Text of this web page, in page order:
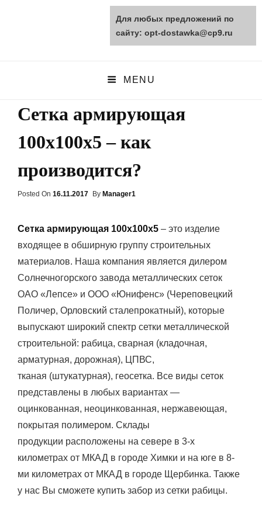
opt-dostawka.ru
MENU
Сетка армирующая
100х100х5 – как
производится?
Posted On Posted
16.11.2017 By Manager1
Сетка армирующая 100х100х5 – это изделие
входящее в обширную группу строительных
материалов. Наша компания является дилером
Солнечногорского завода металлических сеток
ОАО «Лепсе» и ООО «Юнифенс» (Череповецкий
Поличер, Орловский сталепрокатный), которые
выпускают широкий спектр сетки металлической
строительной: рабица, сварная (кладочная,
арматурная, дорожная), ЦПВС,
тканая (штукатурная), геосетка. Все виды сеток
представлены в любых вариантах —
оцинкованная, неоцинкованная, нержавеющая,
покрытая полимером. Склады
продукции расположены на севере в 3-х
километрах от МКАД в городе Химки и на юге в 8-
ми километрах от МКАД в городе Щербинка. Также
у нас Вы сможете купить забор из сетки рабицы.
Для любых предложений по
сайту: opt-dostawka@cp9.ru